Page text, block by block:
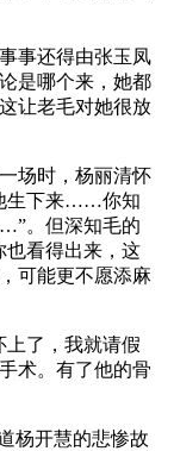
事还得由张玉凤
是哪个来，她都
让老毛对她很放
场时，杨丽清怀
生下来……你知
。但深知毛的
看得出来，这
可能更不愿添麻
上了，我就请假
术。有了他的骨
杨开慧的悲惨故